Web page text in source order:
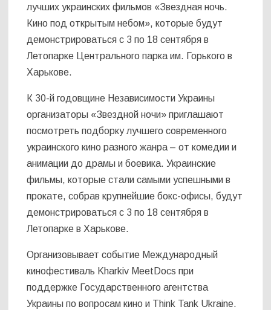
лучших украинских фильмов «Звездная ночь.
Кино под открытым небом», которые будут
демонстрироваться с 3 по 18 сентября в
Летопарке Центрального парка им. Горького в
Харькове.
К 30-й годовщине Независимости Украины
организаторы «Звездной ночи» приглашают
посмотреть подборку лучшего современного
украинского кино разного жанра – от комедии и
анимации до драмы и боевика. Украинские
фильмы, которые стали самыми успешными в
прокате, собрав крупнейшие бокс-офисы, будут
демонстрироваться с 3 по 18 сентября в
Летопарке в Харькове.
Организовывает событие Международный
кинофестиваль Kharkiv MeetDocs при
поддержке Государственного агентства
Украины по вопросам кино и Think Tank Ukraine.